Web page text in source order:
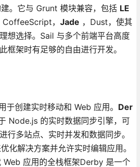
。它与 Grunt 模块兼容，包括 LE
， Jade ，Dust，使其
想选择。Sail 与多个前端平台高度
框架时有足够的自由进行开发。
于创建实时移动和 Web 应用。 Der
Node.js 的实时数据同步引擎，可
行多站点、实时并发和数据同步。
化解决方案并允许实时编辑应用。
应用的全栈框架Derby 是一个